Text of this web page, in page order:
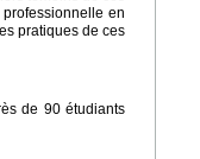
en
pratiques de ces
de 90 étudiants